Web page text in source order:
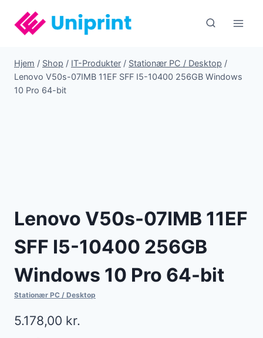
indhold
Hjem / Shop / IT-Produkter / Stationær PC / Desktop /
Lenovo V50s-07IMB 11EF SFF I5-10400 256GB Windows
10 Pro 64-bit
Lenovo V50s-07IMB 11EF
SFF I5-10400 256GB
Windows 10 Pro 64-bit
Stationær PC / Desktop
5.178,00 kr.